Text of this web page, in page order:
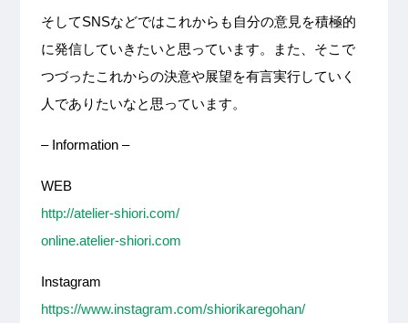
そしてSNSなどではこれからも自分の意見を積極的
に発信していきたいと思っています。また、そこで
つづったこれからの決意や展望を有言実行していく
人でありたいなと思っています。
– Information –
WEB
http://atelier-shiori.com/
online.atelier-shiori.com
Instagram
https://www.instagram.com/shiorikaregohan/